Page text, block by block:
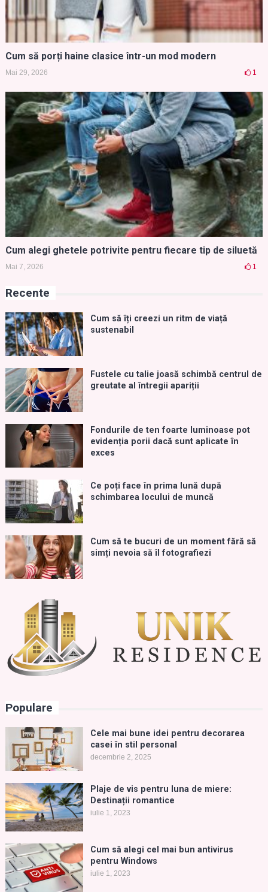
Cum să porți haine clasice într-un mod modern
Mai 29, 2026 1
Cum alegi ghetele potrivite pentru fiecare tip de siluetă
Mai 7, 2026 1
Recente
Cum să îți creezi un ritm de viață
sustenabil
Fustele cu talie joasă schimbă centrul de
greutate al întregii apariții
Fondurile de ten foarte luminoase pot
evidenția porii dacă sunt aplicate în
exces
Ce poți face în prima lună după
schimbarea locului de muncă
Cum să te bucuri de un moment fără să
simți nevoia să îl fotografiezi
Populare
Cele mai bune idei pentru decorarea
casei în stil personal
decembrie 2, 2025
Plaje de vis pentru luna de miere:
Destinații romantice
iulie 1, 2023
Cum să alegi cel mai bun antivirus
pentru Windows
iulie 1, 2023